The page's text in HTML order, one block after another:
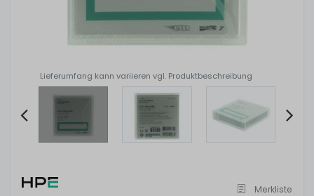
Lieferumfang kann variieren vgl. Produktbeschreibung
of
Merkliste